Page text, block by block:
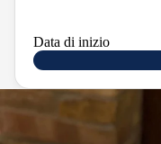
Data di inizio